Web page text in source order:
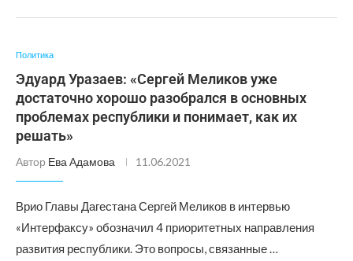
Политика
Эдуард Уразаев: «Сергей Меликов уже
достаточно хорошо разобрался в основных
проблемах республики и понимает, как их
решать»
Автор Ева Адамова 11.06.2021
Врио Главы Дагестана Сергей Меликов в интервью
«Интерфаксу» обозначил 4 приоритетных направления
развития республики. Это вопросы, связанные …